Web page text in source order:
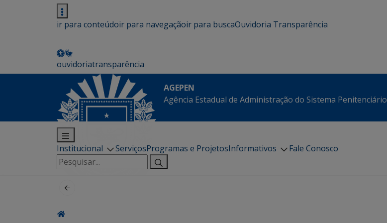
ir para conteúdoir para navegaçãoir para buscaOuvidoria Transparência
ouvidoriatransparência
AGEPEN
Agência Estadual de Administração do Sistema Penitenciário
Institucional ServiçosProgramas e ProjetosInformativos
Fale Conosco
Pesquisar
por: